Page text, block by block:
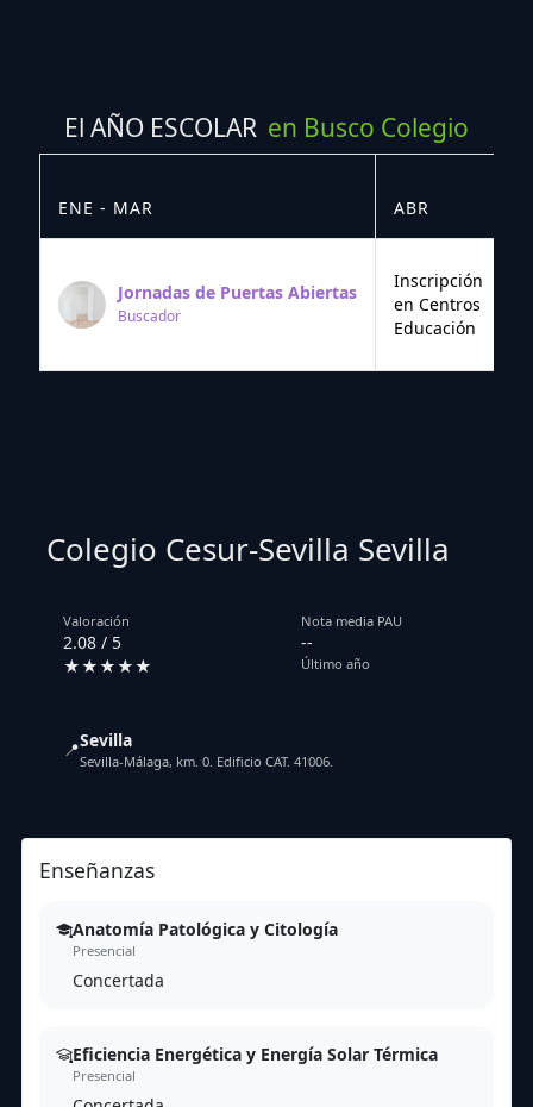
El AÑO ESCOLAR en Busco Colegio
ENE - MAR ABR
Jornadas de Puertas Abiertas
Buscador
Inscripción
en Centros
Educación
Colegio Cesur-Sevilla Sevilla
Valoración
2.08 / 5
★★★★★
Nota media PAU
--
Último año
📍Sevilla
Sevilla-Málaga, km. 0. Edificio CAT. 41006.
Enseñanzas
Anatomía Patológica y Citología
Presencial
Concertada
Eficiencia Energética y Energía Solar Térmica
Presencial